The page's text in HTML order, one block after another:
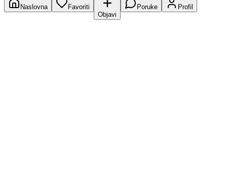
Naslovna
Favoriti
Objavi
Poruke Profil